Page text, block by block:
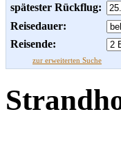
spätester Rückflug:
Reisedauer:
Reisende:
zur erweiterten Suche